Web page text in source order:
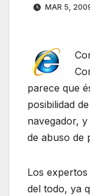
MAR 5,
parece que
posibilidad
navegador,
de abuso de
Los
del todo, ya